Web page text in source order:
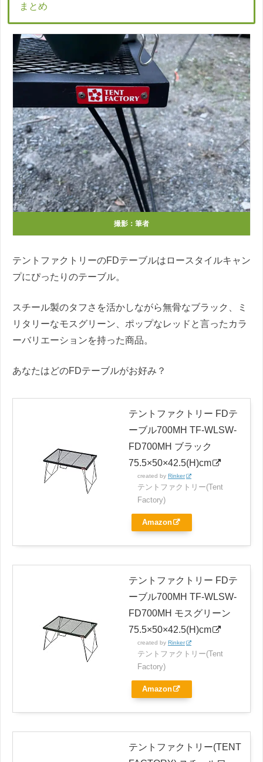
まとめ
撮影：筆者
テントファクトリーのFDテーブルはロースタイルキャン
プにぴったりのテーブル。
スチール製のタフさを活かしながら無骨なブラック、ミ
リタリーなモスグリーン、ポップなレッドと言ったカラ
ーバリエーションを持った商品。
あなたはどのFDテーブルがお好み？
テントファクトリー FDテ
ーブル700MH TF-WLSW-
FD700MH ブラック
75.5×50×42.5(H)cm
created by Rinker
テントファクトリー(Tent
Factory)
Amazon
テントファクトリー FDテ
ーブル700MH TF-WLSW-
FD700MH モスグリーン
75.5×50×42.5(H)cm
created by Rinker
テントファクトリー(Tent
Factory)
Amazon
テントファクトリー(TENT